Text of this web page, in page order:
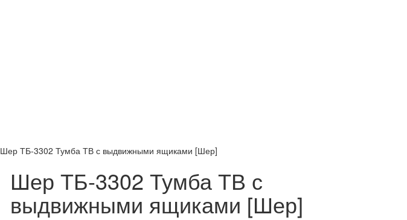
Шер ТБ-3302 Тумба ТВ с выдвижными ящиками [Шер]
Шер ТБ-3302 Тумба ТВ с
выдвижными ящиками [Шер]